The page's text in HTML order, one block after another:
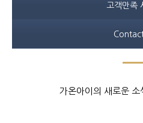
고객만족
가온아이의 새로운 소